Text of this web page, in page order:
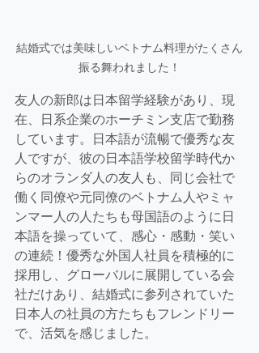
結婚式では美味しいベトナム料理がたくさん
振る舞われました！
友人の新郎は日本留学経験があり、現
在、日系企業のホーチミン支店で勤務
しています。日本語が流暢で優秀な友
人ですが、彼の日本語学校留学時代か
らのオランダ人の友人も、同じ会社で
働く同僚や元同僚のベトナム人やミャ
ンマー人の人たちも母国語のように日
本語を操っていて、感心・感動・笑い
の連続！優秀な外国人社員を積極的に
採用し、グローバルに展開している会
社だけあり、結婚式に参列されていた
日本人の社員の方たちもフレンドリー
で、活気を感じました。